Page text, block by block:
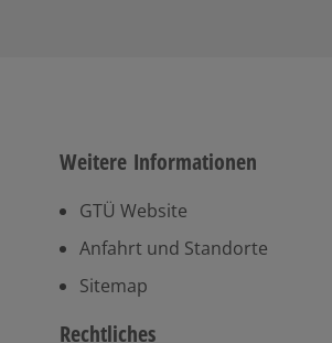
Weitere Informationen
GTÜ Website
Anfahrt und Standorte
Sitemap
Rechtliches